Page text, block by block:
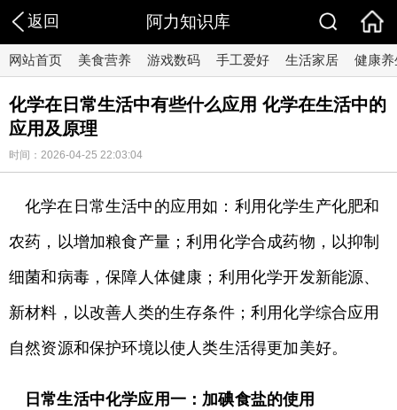
返回 阿力知识库
网站首页 美食营养 游戏数码 手工爱好 生活家居 健康养
化学在日常生活中有些什么应用 化学在生活中的
应用及原理
时间：2026-04-25 22:03:04
化学在日常生活中的应用如：利用化学生产化肥和
农药，以增加粮食产量；利用化学合成药物，以抑制
细菌和病毒，保障人体健康；利用化学开发新能源、
新材料，以改善人类的生存条件；利用化学综合应用
自然资源和保护环境以使人类生活得更加美好。
日常生活中化学应用一：加碘食盐的使用